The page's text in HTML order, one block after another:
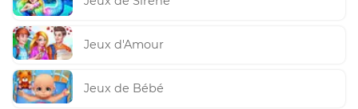
Jeux d'Amour
Jeux de Bébé